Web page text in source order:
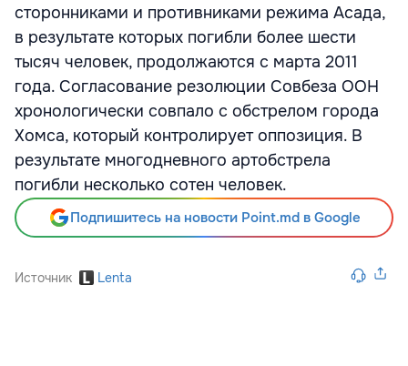
сторонниками и противниками режима Асада,
в результате которых погибли более шести
тысяч человек, продолжаются с марта 2011
года. Согласование резолюции Совбеза ООН
хронологически совпало с обстрелом города
Хомса, который контролирует оппозиция. В
результате многодневного артобстрела
погибли несколько сотен человек.
Подпишитесь на новости Point.md в Google
Источник Lenta